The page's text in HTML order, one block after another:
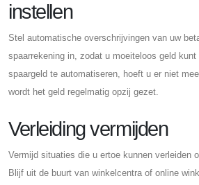
instellen
Stel automatische overschrijvingen van uw
spaarrekening in, zodat u moeiteloos geld kunt
spaargeld te automatiseren, hoeft u er niet
wordt het geld regelmatig opzij gezet.
Verleiding vermijden
Vermijd situaties die u ertoe kunnen verleiden
Blijf uit de buurt van winkelcentra of online